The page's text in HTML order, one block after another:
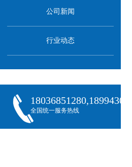
公司新闻
行业动态
全国统一服务热线